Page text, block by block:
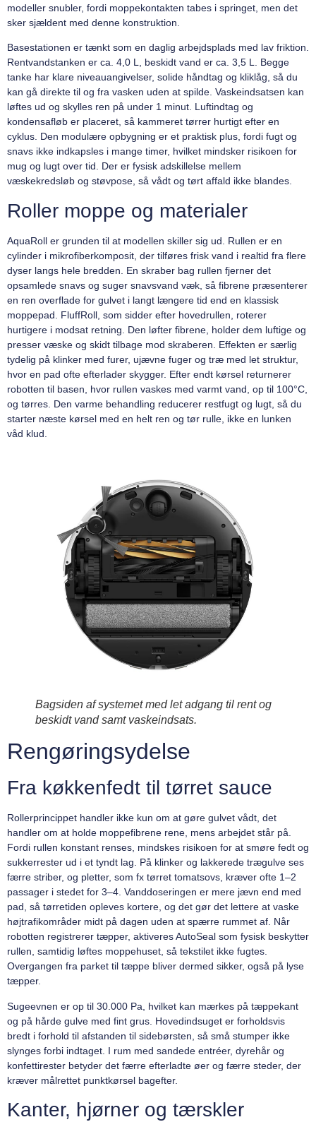
modeller snubler, fordi moppekontakten tabes i springet, men det
sker sjældent med denne konstruktion.
Basestationen er tænkt som en daglig arbejdsplads med lav friktion.
Rentvandstanken er ca. 4,0 L, beskidt vand er ca. 3,5 L. Begge
tanke har klare niveauangivelser, solide håndtag og kliklåg, så du
kan gå direkte til og fra vasken uden at spilde. Vaskeindsatsen kan
løftes ud og skylles ren på under 1 minut. Luftindtag og
kondensafløb er placeret, så kammeret tørrer hurtigt efter en
cyklus. Den modulære opbygning er et praktisk plus, fordi fugt og
snavs ikke indkapsles i mange timer, hvilket mindsker risikoen for
mug og lugt over tid. Der er fysisk adskillelse mellem
væskekredsløb og støvpose, så vådt og tørt affald ikke blandes.
Roller moppe og materialer
AquaRoll er grunden til at modellen skiller sig ud. Rullen er en
cylinder i mikrofiberkomposit, der tilføres frisk vand i realtid fra flere
dyser langs hele bredden. En skraber bag rullen fjerner det
opsamlede snavs og suger snavsvand væk, så fibrene præsenterer
en ren overflade for gulvet i langt længere tid end en klassisk
moppepad. FluffRoll, som sidder efter hovedrullen, roterer
hurtigere i modsat retning. Den løfter fibrene, holder dem luftige og
presser væske og skidt tilbage mod skraberen. Effekten er særlig
tydelig på klinker med furer, ujævne fuger og træ med let struktur,
hvor en pad ofte efterlader skygger. Efter endt kørsel returnerer
robotten til basen, hvor rullen vaskes med varmt vand, op til 100°C,
og tørres. Den varme behandling reducerer restfugt og lugt, så du
starter næste kørsel med en helt ren og tør rulle, ikke en lunken
våd klud.
Bagsiden af systemet med let adgang til rent og
beskidt vand samt vaskeindsats.
Rengøringsydelse
Fra køkkenfedt til tørret sauce
Rollerprincippet handler ikke kun om at gøre gulvet vådt, det
handler om at holde moppefibrene rene, mens arbejdet står på.
Fordi rullen konstant renses, mindskes risikoen for at smøre fedt og
sukkerrester ud i et tyndt lag. På klinker og lakkerede trægulve ses
færre striber, og pletter, som fx tørret tomatsovs, kræver ofte 1–2
passager i stedet for 3–4. Vanddoseringen er mere jævn end med
pad, så tørretiden opleves kortere, og det gør det lettere at vaske
højtrafikområder midt på dagen uden at spærre rummet af. Når
robotten registrerer tæpper, aktiveres AutoSeal som fysisk beskytter
rullen, samtidig løftes moppehuset, så tekstilet ikke fugtes.
Overgangen fra parket til tæppe bliver dermed sikker, også på lyse
tæpper.
Sugeevnen er op til 30.000 Pa, hvilket kan mærkes på tæppekant
og på hårde gulve med fint grus. Hovedindsuget er forholdsvis
bredt i forhold til afstanden til sidebørsten, så små stumper ikke
slynges forbi indtaget. I rum med sandede entréer, dyrehår og
konfettirester betyder det færre efterladte øer og færre steder, der
kræver målrettet punktkørsel bagefter.
Kanter, hjørner og tærskler